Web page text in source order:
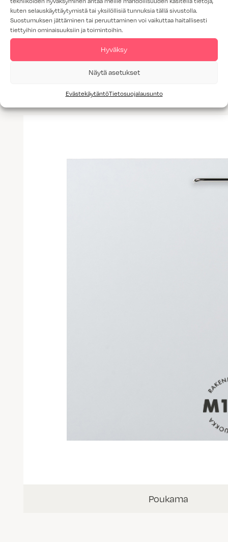
kuten selauskäyttäytymistä tai yksilöllisiä tunnuksia tällä sivustolla.
Suostumuksen jättäminen tai peruuttaminen voi vaikuttaa haitallisesti
tiettyihin ominaisuuksiin ja toimintoihin.
Hyväksy
Näytä asetukset
EvästekäytäntöTietosuojalausunto
Lisää tuotteita:
Poukama